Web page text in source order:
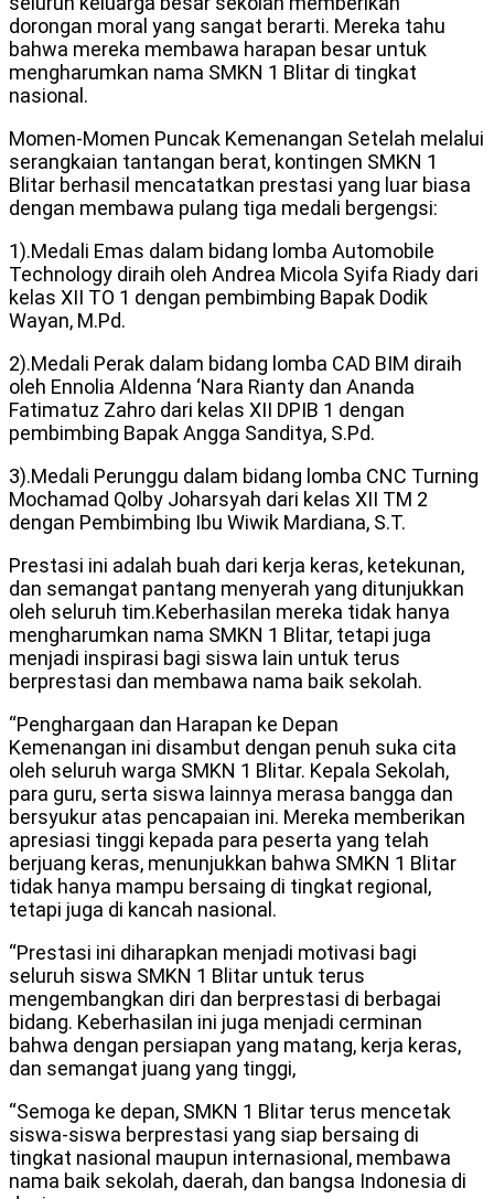
dorongan moral yang sangat berarti. Mereka tahu
bahwa mereka membawa harapan besar untuk
mengharumkan nama SMKN 1 Blitar di tingkat
nasional.
Momen-Momen Puncak Kemenangan Setelah melalui
serangkaian tantangan berat, kontingen SMKN 1
Blitar berhasil mencatatkan prestasi yang luar biasa
dengan membawa pulang tiga medali bergengsi:
1).Medali Emas dalam bidang lomba Automobile
Technology diraih oleh Andrea Micola Syifa Riady dari
kelas XII TO 1 dengan pembimbing Bapak Dodik
Wayan, M.Pd.
2).Medali Perak dalam bidang lomba CAD BIM diraih
oleh Ennolia Aldenna ‘Nara Rianty dan Ananda
Fatimatuz Zahro dari kelas XII DPIB 1 dengan
pembimbing Bapak Angga Sanditya, S.Pd.
3).Medali Perunggu dalam bidang lomba CNC Turning
Mochamad Qolby Joharsyah dari kelas XII TM 2
dengan Pembimbing Ibu Wiwik Mardiana, S.T.
Prestasi ini adalah buah dari kerja keras, ketekunan,
dan semangat pantang menyerah yang ditunjukkan
oleh seluruh tim.Keberhasilan mereka tidak hanya
mengharumkan nama SMKN 1 Blitar, tetapi juga
menjadi inspirasi bagi siswa lain untuk terus
berprestasi dan membawa nama baik sekolah.
“Penghargaan dan Harapan ke Depan
Kemenangan ini disambut dengan penuh suka cita
oleh seluruh warga SMKN 1 Blitar. Kepala Sekolah,
para guru, serta siswa lainnya merasa bangga dan
bersyukur atas pencapaian ini. Mereka memberikan
apresiasi tinggi kepada para peserta yang telah
berjuang keras, menunjukkan bahwa SMKN 1 Blitar
tidak hanya mampu bersaing di tingkat regional,
tetapi juga di kancah nasional.
“Prestasi ini diharapkan menjadi motivasi bagi
seluruh siswa SMKN 1 Blitar untuk terus
mengembangkan diri dan berprestasi di berbagai
bidang. Keberhasilan ini juga menjadi cerminan
bahwa dengan persiapan yang matang, kerja keras,
dan semangat juang yang tinggi,
“Semoga ke depan, SMKN 1 Blitar terus mencetak
siswa-siswa berprestasi yang siap bersaing di
tingkat nasional maupun internasional, membawa
nama baik sekolah, daerah, dan bangsa Indonesia di